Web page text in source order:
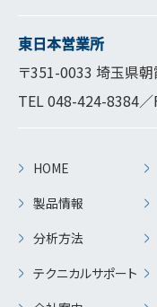
東日本営業所
〒351-0033 埼玉県
TEL048-424-8384
HOME
製品情報
分析方法
テクニカルサポート